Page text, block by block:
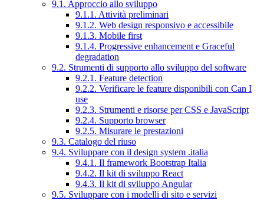
9.1. Approccio allo sviluppo
9.1.1. Attività preliminari
9.1.2. Web design responsivo e accessibile
9.1.3. Mobile first
9.1.4. Progressive enhancement e Graceful
degradation
9.2. Strumenti di supporto allo sviluppo del software
9.2.1. Feature detection
9.2.2. Verificare le feature disponibili con Can I
use
9.2.3. Strumenti e risorse per CSS e JavaScript
9.2.4. Supporto browser
9.2.5. Misurare le prestazioni
9.3. Catalogo del riuso
9.4. Sviluppare con il design system .italia
9.4.1. Il framework Bootstrap Italia
9.4.2. Il kit di sviluppo React
9.4.3. Il kit di sviluppo Angular
9.5. Sviluppare con i modelli di sito e servizi